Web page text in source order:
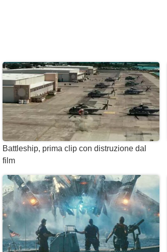
Battleship, prima clip con distruzione dal
film